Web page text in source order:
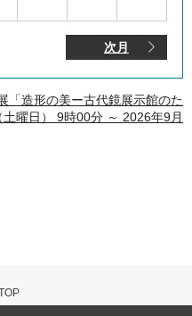
次月
造形の美ー古代鏡展示館のた
曜日） 9時00分 ～ 2026年9月